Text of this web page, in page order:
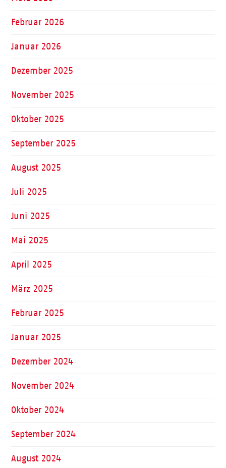
Februar 2026
Januar 2026
Dezember 2025
November 2025
Oktober 2025
September 2025
August 2025
Juli 2025
Juni 2025
Mai 2025
April 2025
März 2025
Februar 2025
Januar 2025
Dezember 2024
November 2024
Oktober 2024
September 2024
August 2024